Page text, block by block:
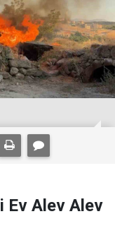
Ev Alev Alev